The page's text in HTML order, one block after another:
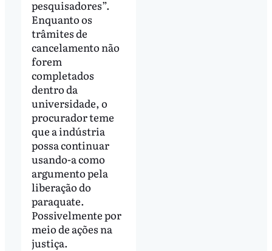
pesquisadores”.
Enquanto os
trâmites de
cancelamento não
forem
completados
dentro da
universidade, o
procurador teme
que a indústria
possa continuar
usando-a como
argumento pela
liberação do
paraquate.
Possivelmente por
meio de ações na
justiça.